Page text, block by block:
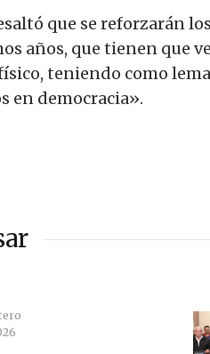
que se reforzarán
años, que tienen que
teniendo como
en democracia».